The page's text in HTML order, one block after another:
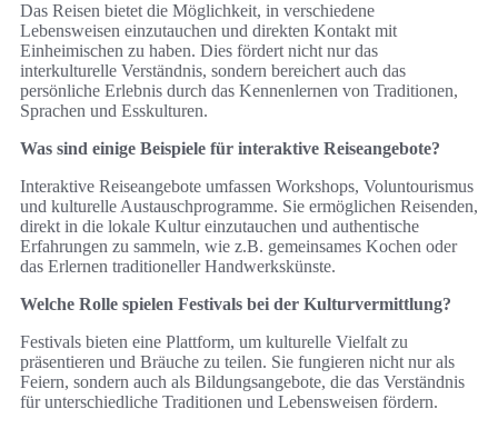
Das Reisen bietet die Möglichkeit, in verschiedene
Lebensweisen einzutauchen und direkten Kontakt mit
Einheimischen zu haben. Dies fördert nicht nur das
interkulturelle Verständnis, sondern bereichert auch das
persönliche Erlebnis durch das Kennenlernen von Traditionen,
Sprachen und Esskulturen.
Was sind einige Beispiele für interaktive Reiseangebote?
Interaktive Reiseangebote umfassen Workshops, Voluntourismus
und kulturelle Austauschprogramme. Sie ermöglichen Reisenden,
direkt in die lokale Kultur einzutauchen und authentische
Erfahrungen zu sammeln, wie z.B. gemeinsames Kochen oder
das Erlernen traditioneller Handwerkskünste.
Welche Rolle spielen Festivals bei der Kulturvermittlung?
Festivals bieten eine Plattform, um kulturelle Vielfalt zu
präsentieren und Bräuche zu teilen. Sie fungieren nicht nur als
Feiern, sondern auch als Bildungsangebote, die das Verständnis
für unterschiedliche Traditionen und Lebensweisen fördern.